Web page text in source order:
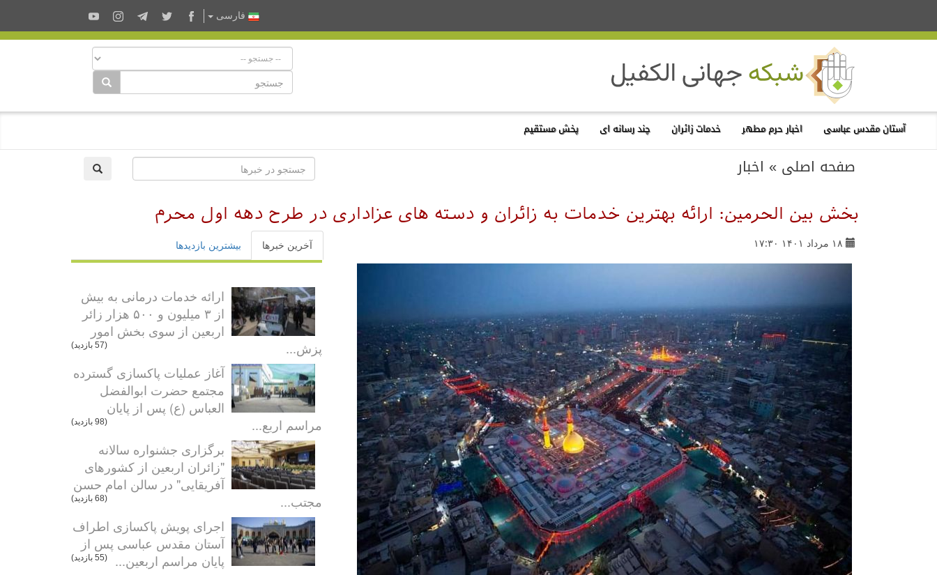
فارسى
آستان مقدس عباسی اخبار حرم مطهر خدمات زائران چند رسانه ای پخش مستقیم
صفحه اصلی » اخبار
بخش بین الحرمین: ارائه بهترین خدمات به زائران و دسته های عزاداری در طرح دهه اول محرم
۱۸ مرداد ۱۴۰۱ ۱۷:۳۰ آخرین خبرها بیشترین بازدیدها
ارائه خدمات درمانی به بیش
از ۳ میلیون و ۵۰۰ هزار زائر
اربعین از سوی بخش امور
پزش...
(57 بازدید)
آغاز عملیات پاکسازی گسترده
مجتمع حضرت ابوالفضل
العباس (ع) پس از پایان
مراسم اربع...
(98 بازدید)
برگزاری جشنواره سالانه
"زائران اربعین از کشورهای
آفریقایی" در سالن امام حسن
مجتب...
(68 بازدید)
اجرای پویش پاکسازی اطراف
آستان مقدس عباسی پس از
پایان مراسم اربعین...
(55 بازدید)